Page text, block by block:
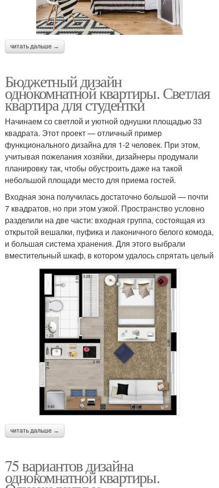
читать дальше →
Бюджетный дизайн
однокомнатной квартиры. Светлая
квартира для студентки
Начинаем со светлой и уютной однушки площадью 33
квадрата. Этот проект — отличный пример
функционального дизайна для 1-2 человек. При этом,
учитывая пожелания хозяйки, дизайнеры продумали
планировку так, чтобы обустроить даже на такой
небольшой площади место для приема гостей.
Входная зона получилась достаточно большой — почти
7 квадратов, но при этом узкой. Пространство условно
разделили на две части: входная группа, состоящая из
открытой вешалки, пуфика и лаконичного белого комода,
и большая система хранения. Для этого выбрали
вместительный шкаф, в котором удалось спрятать целый
читать дальше →
75 вариантов дизайна
однокомнатной квартиры.